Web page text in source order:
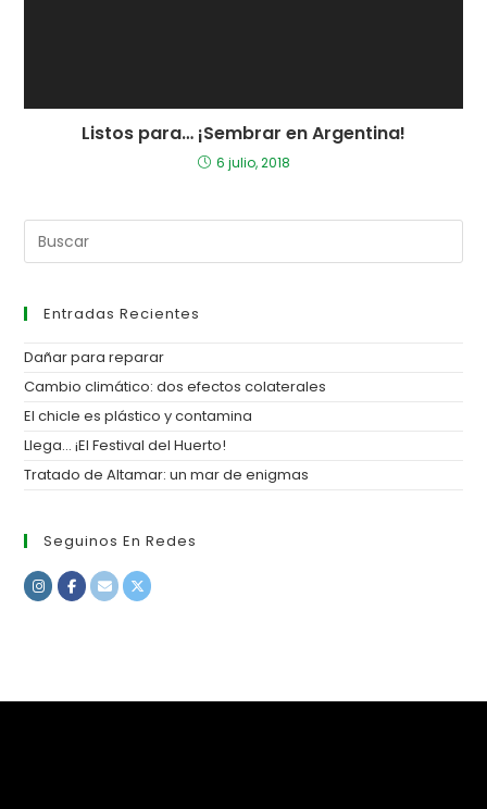
Listos para… ¡Sembrar en Argentina!
6 julio, 2018
Entradas Recientes
Dañar para reparar
Cambio climático: dos efectos colaterales
El chicle es plástico y contamina
Llega… ¡El Festival del Huerto!
Tratado de Altamar: un mar de enigmas
Seguinos En Redes